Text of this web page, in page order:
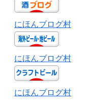
にほんブログ村
にほんブログ村
にほんブログ村